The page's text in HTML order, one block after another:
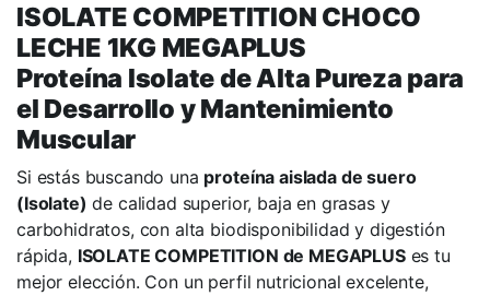
ISOLATE COMPETITION CHOCO
LECHE 1KG MEGAPLUS
Proteína Isolate de Alta Pureza para
el Desarrollo y Mantenimiento
Muscular
Si estás buscando una proteína aislada de suero
(Isolate) de calidad superior, baja en grasas y
carbohidratos, con alta biodisponibilidad y digestión
rápida, ISOLATE COMPETITION de MEGAPLUSes tu
mejor elección. Con un perfil nutricional excelente,